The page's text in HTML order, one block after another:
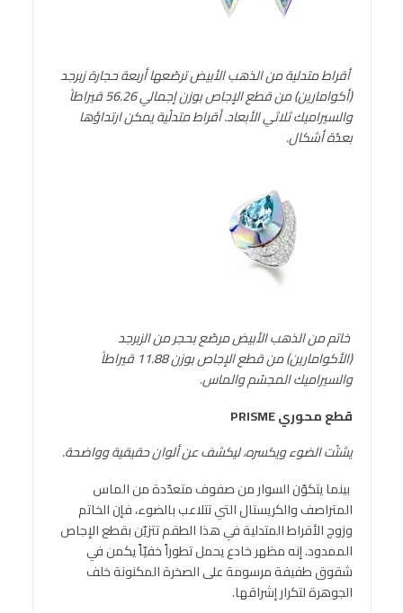
أقراط متدلية من الذهب الأبيض ترصّعها أربعة حجارة زبرجد
(أكوامارين) من قطع الإجاص بوزن إجمالي 56.26 قيراطاً
والسيراميك ثلاثي الأبعاد. أقراط متدلّية يمكن ارتداؤها
بعدّة أشكال.
خاتم من الذهب الأبيض مرصّع بحجر من الزبرجد
(الأكوامارين) من قطع الإجاص بوزن 11.88 قيراطاً
والسيراميك المجسّم والماس.
قطع محوريPRISME
يشتّت الضوء ويكسره، ليكشف عن ألوان حقيقية وواضحة.
بينما يتكوّن السوار من صفوف متعدّدة من الماس
المتراصف والكريستال التي تتلاعب بالضوء، فإن الخاتم
وزوج الأقراط المتدلية في هذا الطقم تتزيّن بقطع الإجاص
الممدود. إنه مظهر خادع يحمل تطوراً خفيّاً يكمن في
شقوق طفيفة مرسومة على الصخرة المكنونة خلف
الجوهرة لتكرار إشراقها.